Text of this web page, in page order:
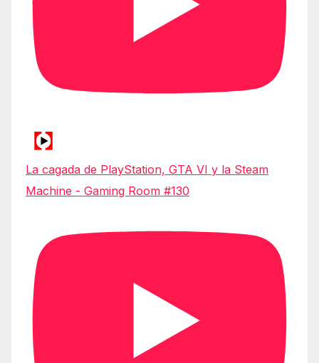
La cagada de PlayStation, GTA VI y la Steam
Machine - Gaming Room #130